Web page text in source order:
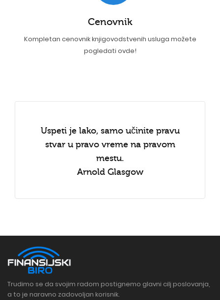
Cenovnik
Kompletan cenovnik knjigovodstvenih usluga možete
pogledati ovde!
Uspeti je lako, samo učinite pravu
stvar u pravo vreme na pravom
mestu.
Arnold Glasgow
Trudimo se da svojim radom postignemo glavni cilj poslovanja,
a to je naravno zadovoljan korisnik.